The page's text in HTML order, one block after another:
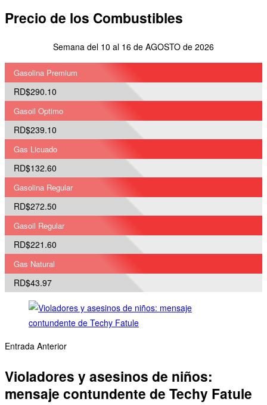
Precio de los Combustibles
Semana del 10 al 16 de AGOSTO de 2026
Gasolina Premium
RD$290.10
Gasoil Optimo
RD$239.10
Gas Licuado
RD$132.60
Gasolina Regular
RD$272.50
Gasoil Regular
RD$221.60
Gas Natural
RD$43.97
Entrada Anterior
Violadores y asesinos de niños:
mensaje contundente de Techy Fatule